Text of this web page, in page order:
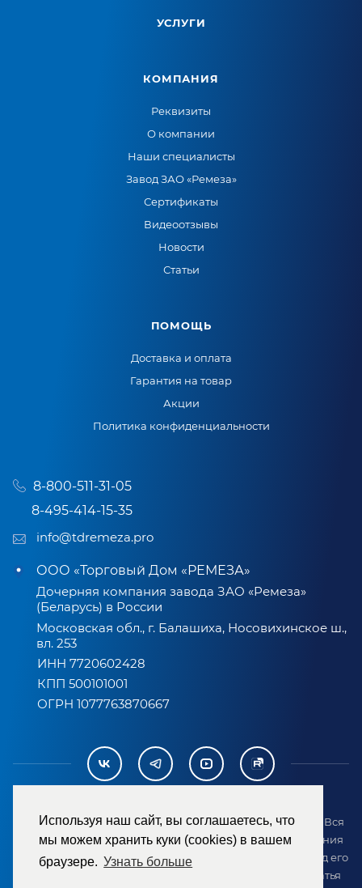
Используя наш сайт, вы соглашаетесь, что
мы можем хранить куки (cookies) в вашем
браузере. Узнать больше
УСЛУГИ
КОМПАНИЯ
Реквизиты
О компании
Наши специалисты
Завод ЗАО «Ремеза»
Сертификаты
Видеоотзывы
Новости
Статьи
ПОМОЩЬ
Доставка и оплата
Гарантия на товар
Акции
Политика конфиденциальности
8-800-511-31-05
8-495-414-15-35
info@tdremeza.pro
ООО «Торговый Дом «РЕМЕЗА»
Дочерняя компания завода ЗАО «Ремеза»
(Беларусь) в России
Московская обл., г. Балашиха, Носовихинское ш.,
вл. 253
ИНН 7720602428
КПП 500101001
ОГРН 1077763870667
2007-2026 © ООО «ТД «РЕМЕЗА». Все права защищены. Вся
информация на сайте размещена в целях предоставления
возможности покупателю ознакомиться с товаром перед его
приобретением и не является публичной офертой (статья